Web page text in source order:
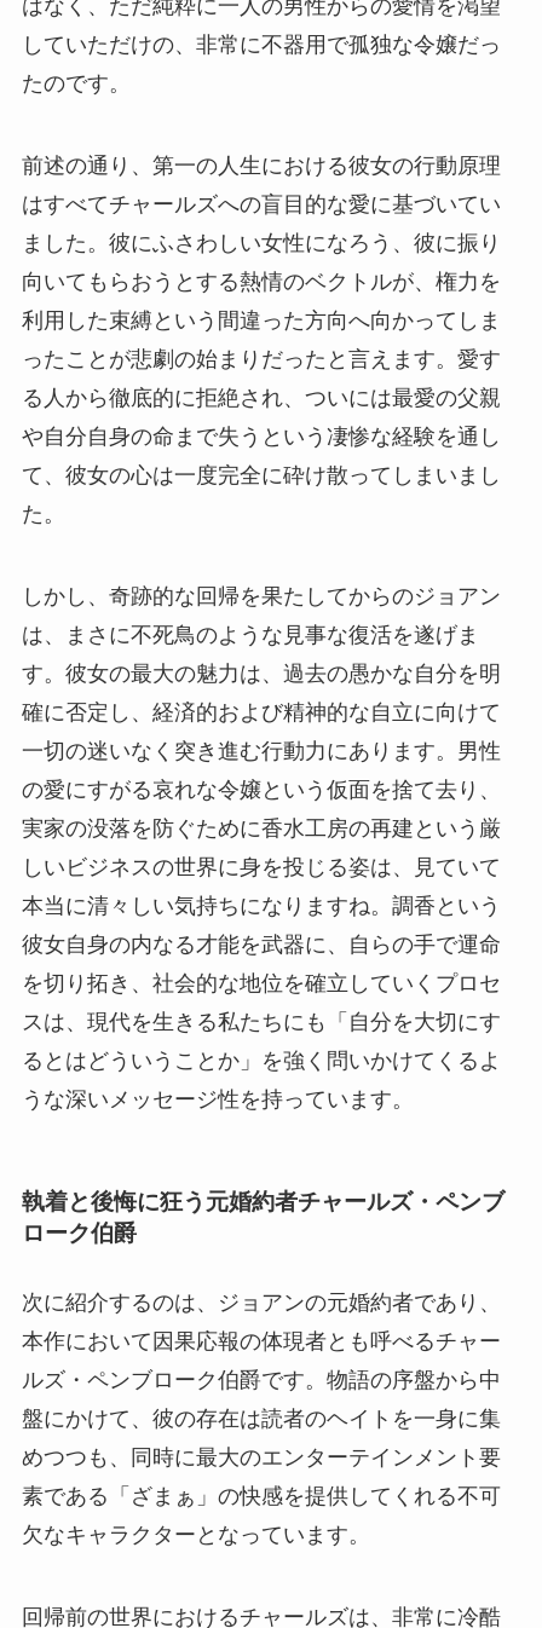
はなく、ただ純粋に一人の男性からの愛情を渇望
していただけの、非常に不器用で孤独な令嬢だっ
たのです。
前述の通り、第一の人生における彼女の行動原理
はすべてチャールズへの盲目的な愛に基づいてい
ました。彼にふさわしい女性になろう、彼に振り
向いてもらおうとする熱情のベクトルが、権力を
利用した束縛という間違った方向へ向かってしま
ったことが悲劇の始まりだったと言えます。愛す
る人から徹底的に拒絶され、ついには最愛の父親
や自分自身の命まで失うという凄惨な経験を通し
て、彼女の心は一度完全に砕け散ってしまいまし
た。
しかし、奇跡的な回帰を果たしてからのジョアン
は、まさに不死鳥のような見事な復活を遂げま
す。彼女の最大の魅力は、過去の愚かな自分を明
確に否定し、経済的および精神的な自立に向けて
一切の迷いなく突き進む行動力にあります。男性
の愛にすがる哀れな令嬢という仮面を捨て去り、
実家の没落を防ぐために香水工房の再建という厳
しいビジネスの世界に身を投じる姿は、見ていて
本当に清々しい気持ちになりますね。調香という
彼女自身の内なる才能を武器に、自らの手で運命
を切り拓き、社会的な地位を確立していくプロセ
スは、現代を生きる私たちにも「自分を大切にす
るとはどういうことか」を強く問いかけてくるよ
うな深いメッセージ性を持っています。
執着と後悔に狂う元婚約者チャールズ・ペンブ
ローク伯爵
次に紹介するのは、ジョアンの元婚約者であり、
本作において因果応報の体現者とも呼べるチャー
ルズ・ペンブローク伯爵です。物語の序盤から中
盤にかけて、彼の存在は読者のヘイトを一身に集
めつつも、同時に最大のエンターテインメント要
素である「ざまぁ」の快感を提供してくれる不可
欠なキャラクターとなっています。
回帰前の世界におけるチャールズは、非常に冷酷